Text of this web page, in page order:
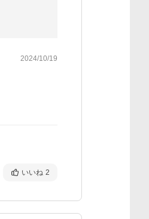
2024/10/19
いいね 2